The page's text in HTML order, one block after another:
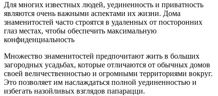
Для многих известных людей, уединенность и приватность
являются очень важными аспектами их жизни. Дома
знаменитостей часто строятся в удаленных от посторонних
глаз местах, чтобы обеспечить максимальную
конфиденциальность
Множество знаменитостей предпочитают жить в больших
загородных усадьбах, которые отличаются от обычных домов
своей величественностью и огромными территориями вокруг.
Это позволяет им наслаждаться полной уединенностью и
избегать назойливых взглядов папарацци.